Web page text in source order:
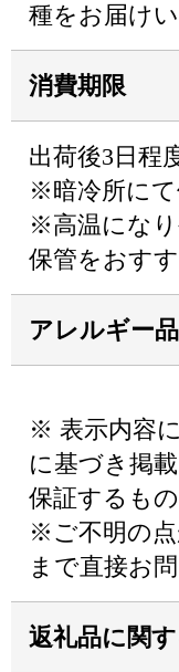
種をお届け
消費期限
出荷後3日程
※暗冷所にて
※高温にな
保管をおす
アレルギー品
※ 表示内容
に基づき掲
保証するも
※ご不明の
まで直接お
返礼品に関